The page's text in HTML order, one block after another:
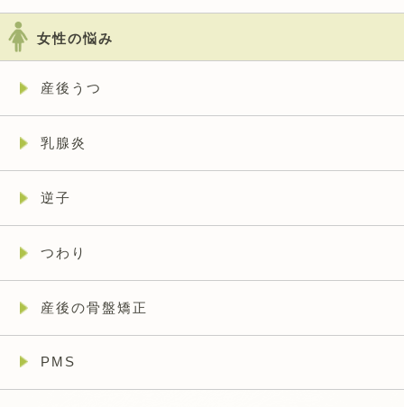
女性の悩み
産後うつ
乳腺炎
逆子
つわり
産後の骨盤矯正
PMS